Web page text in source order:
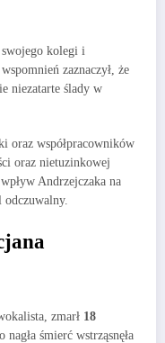
kolegi i
zaznaczył, że
niezatarte ślady w
oraz współpracowników
oraz nietuzinkowej
Andrzejczaka na
odczuwalny.
zmarł 18
nagła śmierć wstrząsnęła